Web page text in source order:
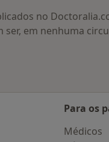
no
ser, em nenhuma
Para os
Médicos